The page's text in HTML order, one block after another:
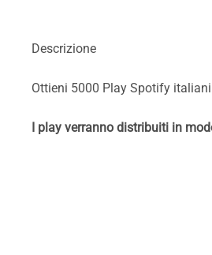
Descrizione
Ottieni 5000 Play Spotify
I play verranno distribuiti in